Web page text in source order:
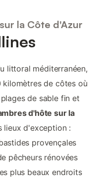
la Côte d'Azur
littoral méditerranéen,
de côtes où
de sable fin et
d'hôte sur la
lieux d'exception :
provençales
pêcheurs rénovées
plus beaux endroits